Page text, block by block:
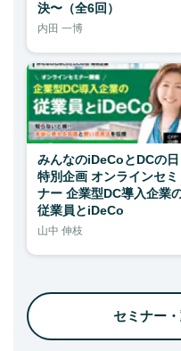
決〜（全6回）
内田 一博
みんなのiDeCoとDCの日
特別企画 オンラインセミ
ナー 企業型DC導入企業
従業員とiDeCo
山中 伸枝
セミナー